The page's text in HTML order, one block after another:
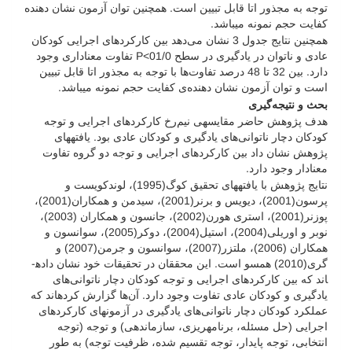
توجه به مجذور اتا قابل تبیین است. همچنین توان آزمون نشان دهنده
کفایت حجم نمونه می­باشد.
همچنین نتایج جدول 3 نشان می‌دهد بین کارکردهای اجرایی کودکان
عادی و ناتوان در یادگیری در سطح 01/0>P تفاوت معناداری وجود
دارد. بین 32 تا 48 درصد تفاوت‌ها با توجه به مجذور اتا قابل تبیین
است و توان آزمون نشان دهنده‌ی کفایت حجم نمونه می­باشد.
بحث و نتیجه‌گیری
هدف پژوهش حاضر مقایسه­ی نیم‌رخ کارکردهای اجرایی و توجه
کودکان دچار ناتوانی‌های یادگیری و کودکان عادی بود. یافته­های
پژوهش نشان داد بین کارکردهای اجرایی و توجه دو گروه تفاوت
معنادار وجود دارد.
نتایج پژوهش با یافته­های تحقیق کوگ(1995)، لوندکویست و
پرسون(2001)، دیویس و برنر(2001)، سیدمن و همکاران(2001)،
پوزنر(2001)، استری هورن(2002)، جانسون و همکاران (2003)،
نوبر و اوریلی(2004)، استیل(2004)، دوکر(2005)، سوانسون و
همکاران (2006)، ملتزر(2007)، سوانسون و جرمن(2007) و
گری(2010) همسو است. این محققان در تحقیقات خود نشان داده­
اند که بین کارکردهای اجرایی و توجه کودکان دچار ناتوانی‌های
یادگیری و کودکان عادی تفاوت وجود دارد. آن‌ها گزارش کرده­اند که
عملکرد کودکان دچار ناتوانی‌های یادگیری در آزمون­های کارکردهای
اجرایی (حل مسئله، برنامه­ریزی، سازمان­دهی) و توجه (توجه
انتخابی، توجه پایدار، توجه تقسیم شده، ظرفیت توجه) به طور